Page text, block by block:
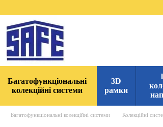
Багатофункціональні
колекційні системи
3D
рамки
Багатофункціональні колекційні системи Колекційні